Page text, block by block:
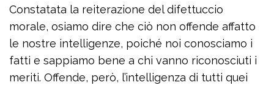
Constatata la reiterazione del difettuccio
morale, osiamo dire che ciò non offende affatto
le nostre intelligenze, poiché noi conosciamo i
fatti e sappiamo bene a chi vanno riconosciuti i
meriti. Offende, però, l’intelligenza di tutti quei